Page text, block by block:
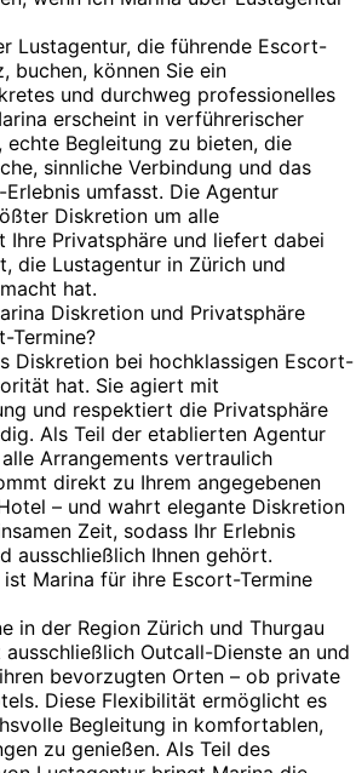
Lustagentur, die führende Escort-
buchen, können Sie ein
und durchweg professionelles
erscheint in verführerischer
echte Begleitung zu bieten, die
sinnliche Verbindung und das
umfasst. Die Agentur
Diskretion um alle
Ihre Privatsphäre und liefert dabei
die Lustagentur in Zürich und
hat.
Diskretion und Privatsphäre
Termine?
Diskretion bei hochklassigen Escort-
hat. Sie agiert mit
und respektiert die Privatsphäre
Als Teil der etablierten Agentur
Arrangements vertraulich
direkt zu Ihrem angegebenen
– und wahrt elegante Diskretion
Zeit, sodass Ihr Erlebnis
ausschließlich Ihnen gehört.
Marina für ihre Escort-Termine
in der Region Zürich und Thurgau
Outcall-Dienste an und
bevorzugten Orten – ob private
Diese Flexibilität ermöglicht es
Begleitung in komfortablen,
zu genießen. Als Teil des